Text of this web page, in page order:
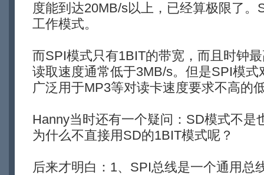
度能到达20MB/s以上，已经算极限了
工作模式。
而SPI模式只有1BIT的带宽，而且时钟
读取速度通常低于3MB/s。但是SPI模
广泛用于MP3等对读卡速度要求不高的
Hanny当时还有一个疑问：SD模式不是
为什么不直接用SD的1BIT模式呢？
后来才明白：1、SPI总线是一个通用总